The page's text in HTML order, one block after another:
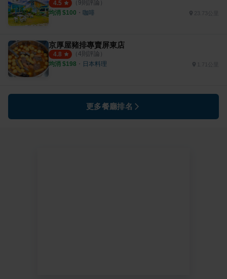
4.5 （ 9則評論）
均消 $100 ・ 咖啡
京厚屋豬排專賣屏東店
4.8 （ 4則評論）
均消 $198 ・ 日本料理
更多餐廳排名